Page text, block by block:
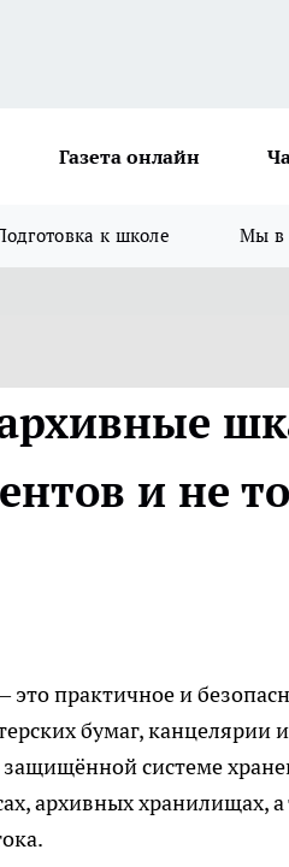
Газета онлайн
к школе Мы в
и не
практичное и
бумаг, канцелярии
системе
архивных хранилищах,